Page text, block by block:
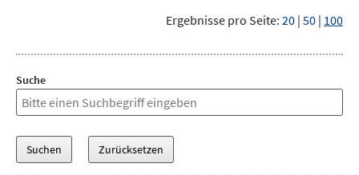
Ergebnisse pro Seite: 20 | 50 | 100
Suche